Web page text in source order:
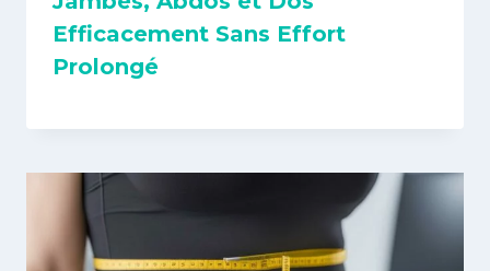
Efficacement Sans Effort
Prolongé